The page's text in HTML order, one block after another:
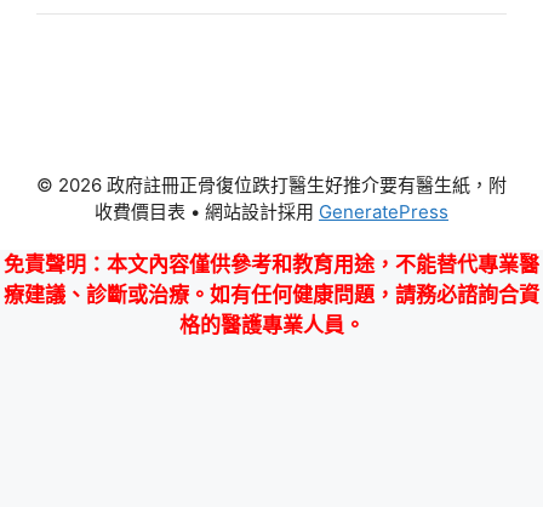
© 2026 政府註冊正骨復位跌打醫生好推介要有醫生紙，附
收費價目表 • 網站設計採用 GeneratePress
免責聲明 ：本文內容僅供參考和教育用途，不能替代專業醫
療建議、診斷或治療。如有任何健康問題，請務必諮詢合資
格的醫護專業人員。